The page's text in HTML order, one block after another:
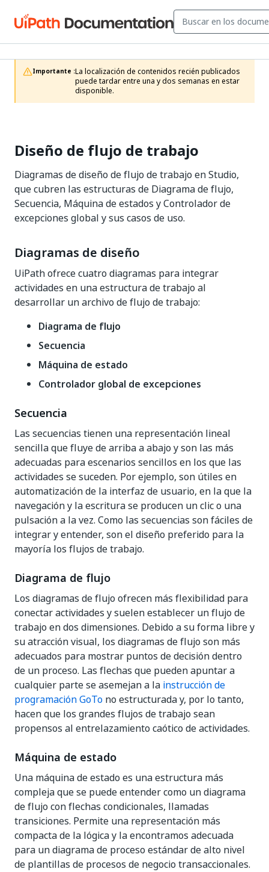
Importante :La localización de contenidos recién publicados
puede tardar entre una y dos semanas en estar
disponible.
Diseño de flujo de trabajo
Diagramas de diseño de flujo de trabajo en Studio,
que cubren las estructuras de Diagrama de flujo,
Secuencia, Máquina de estados y Controlador de
excepciones global y sus casos de uso.
Diagramas de diseño
UiPath ofrece cuatro diagramas para integrar
actividades en una estructura de trabajo al
desarrollar un archivo de flujo de trabajo:
Diagrama de flujo
Secuencia
Máquina de estado
Controlador global de excepciones
Secuencia
Las secuencias tienen una representación lineal
sencilla que fluye de arriba a abajo y son las más
adecuadas para escenarios sencillos en los que las
actividades se suceden. Por ejemplo, son útiles en
automatización de la interfaz de usuario, en la que la
navegación y la escritura se producen un clic o una
pulsación a la vez. Como las secuencias son fáciles de
integrar y entender, son el diseño preferido para la
mayoría los flujos de trabajo.
Diagrama de flujo
Los diagramas de flujo ofrecen más flexibilidad para
conectar actividades y suelen establecer un flujo de
trabajo en dos dimensiones. Debido a su forma libre y
su atracción visual, los diagramas de flujo son más
adecuados para mostrar puntos de decisión dentro
de un proceso. Las flechas que pueden apuntar a
cualquier parte se asemejan a la instrucción de
programación GoTo no estructurada y, por lo tanto,
hacen que los grandes flujos de trabajo sean
propensos al entrelazamiento caótico de actividades.
Máquina de estado
Una máquina de estado es una estructura más
compleja que se puede entender como un diagrama
de flujo con flechas condicionales, llamadas
transiciones. Permite una representación más
compacta de la lógica y la encontramos adecuada
para un diagrama de proceso estándar de alto nivel
de plantillas de procesos de negocio transaccionales.